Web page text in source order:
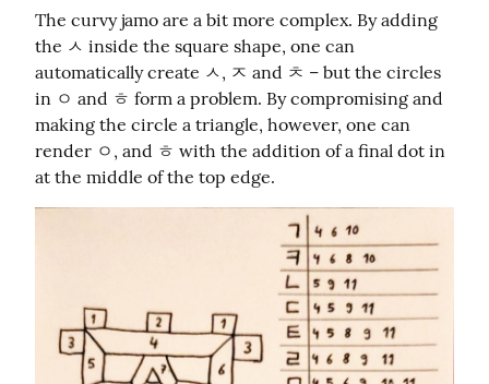
The curvy jamo are a bit more complex. By adding
the ㅅ inside the square shape, one can
automatically create ㅅ, ㅈ and ㅊ – but the circles
in ㅇ and ㅎ form a problem. By compromising and
making the circle a triangle, however, one can
render ㅇ, and ㅎ with the addition of a final dot in
at the middle of the top edge.